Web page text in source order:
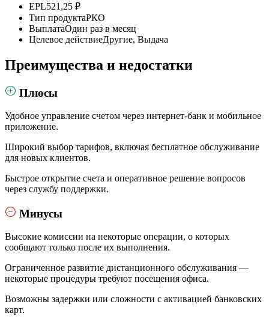
EPL521,25 ₽
Тип продуктаРКО
ВыплатаОдин раз в месяц
Целевое действиеДругие, Выдача
Преимущества и недостатки
Плюсы
Удобное управление счетом через интернет-банк и мобильное
приложение.
Широкий выбор тарифов, включая бесплатное обслуживание
для новых клиентов.
Быстрое открытие счета и оперативное решение вопросов
через службу поддержки.
Минусы
Высокие комиссии на некоторые операции, о которых
сообщают только после их выполнения.
Ограниченное развитие дистанционного обслуживания —
некоторые процедуры требуют посещения офиса.
Возможны задержки или сложности с активацией банковских
карт.